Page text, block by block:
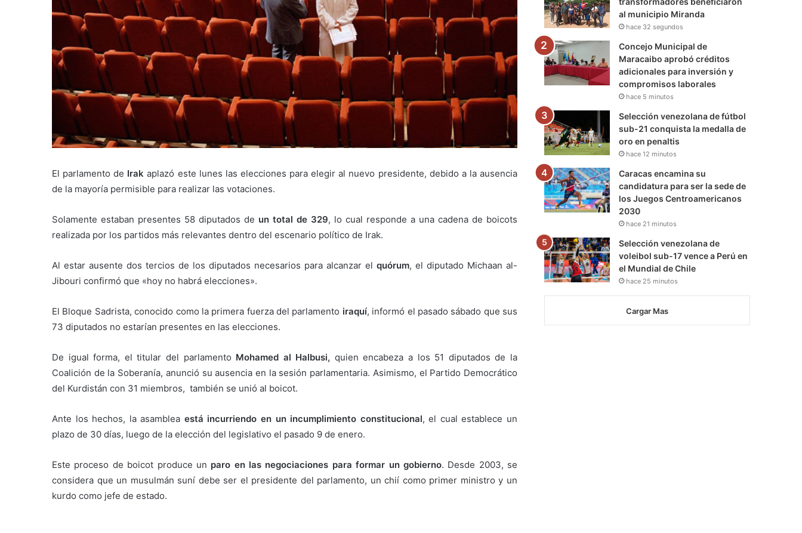
El parlamento de Irak aplazó este lunes las elecciones para elegir al nuevo presidente, debido a la ausencia
de la mayoría permisible para realizar las votaciones.
Solamente estaban presentes 58 diputados de un total de 329, lo cual responde a una cadena de boicots
realizada por los partidos más relevantes dentro del escenario político de Irak.
Al estar ausente dos tercios de los diputados necesarios para alcanzar el quórum, el diputado Michaan al-
Jibouri confirmó que «hoy no habrá elecciones».
El Bloque Sadrista, conocido como la primera fuerza del parlamento iraquí, informó el pasado sábado que sus
73 diputados no estarían presentes en las elecciones.
De igual forma, el titular del parlamento Mohamed al Halbusi, quien encabeza a los 51 diputados de la
Coalición de la Soberanía, anunció su ausencia en la sesión parlamentaria. Asimismo, el Partido Democrático
del Kurdistán con 31 miembros, también se unió al boicot.
Ante los hechos, la asamblea está incurriendo en un incumplimiento constitucional, el cual establece un
plazo de 30 días, luego de la elección del legislativo el pasado 9 de enero.
Este proceso de boicot produce un paro en las negociaciones para formar un gobierno. Desde 2003, se
considera que un musulmán suní debe ser el presidente del parlamento, un chií como primer ministro y un
kurdo como jefe de estado.
m
al municipio Miranda
hace 32 segundos
Concejo Municipal de
Maracaibo aprobó créditos
adicionales para inversión y
compromisos laborales
hace 5 minutos
Selección venezolana de fútbol
sub-21 conquista la medalla de
oro en penaltis
hace 12 minutos
Caracas encamina su
candidatura para ser la sede de
los Juegos Centroamericanos
2030
hace 21 minutos
Selección venezolana de
voleibol sub-17 vence a Perú en
el Mundial de Chile
hace 25 minutos
Cargar Mas